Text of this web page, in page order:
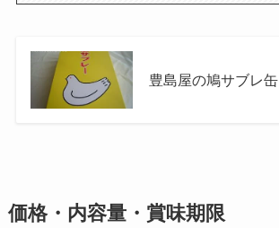
豊島屋の鳩サブレ缶
価格・内容量・賞味期限